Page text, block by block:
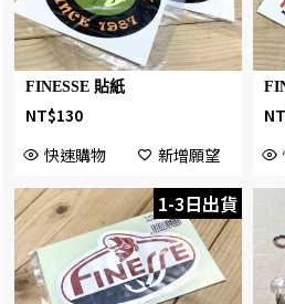
FINESSE 貼紙
NT$130
快速購物
新增願望
1-3日出貨